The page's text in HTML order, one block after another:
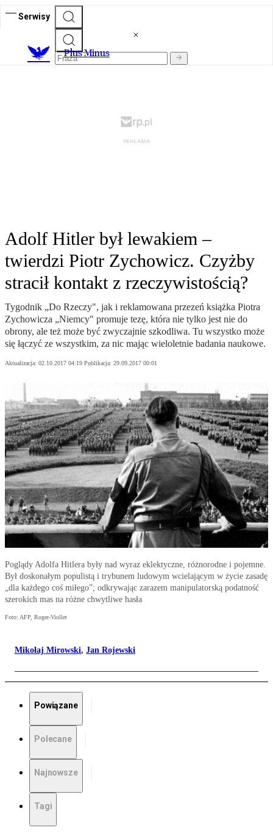
Serwisy
Plus Minus
Adolf Hitler był lewakiem –
twierdzi Piotr Zychowicz. Czyżby
stracił kontakt z rzeczywistością?
Tygodnik „Do Rzeczy", jak i reklamowana przezeń książka Piotra
Zychowicza „Niemcy" promuje tezę, która nie tylko jest nie do
obrony, ale też może być zwyczajnie szkodliwa. Tu wszystko może
się łączyć ze wszystkim, za nic mając wieloletnie badania naukowe.
Aktualizacja: 02.10.2017 04:19 Publikacja: 29.09.2017 00:01
Poglądy Adolfa Hitlera były nad wyraz eklektyczne, różnorodne i pojemne.
Był doskonałym populistą i trybunem ludowym wcielającym w życie zasadę
„dla każdego coś miłego”; odkrywając zarazem manipulatorską podatność
szerokich mas na różne chwytliwe hasła
Foto: AFP, Roger-Viollet
Mikołaj Mirowski, Jan Rojewski
Powiązane
Polecane
Najnowsze
Tagi